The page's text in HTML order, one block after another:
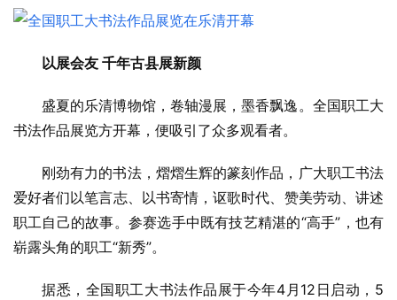
以展会友 千年古县展新颜
盛夏的乐清博物馆，卷轴漫展，墨香飘逸。全国职工大
书法作品展览方开幕，便吸引了众多观看者。
刚劲有力的书法，熠熠生辉的篆刻作品，广大职工书法
爱好者们以笔言志、以书寄情，讴歌时代、赞美劳动、讲述
职工自己的故事。参赛选手中既有技艺精湛的“高手”，也有
崭露头角的职工“新秀”。
据悉，全国职工大书法作品展于今年4月12日启动，5